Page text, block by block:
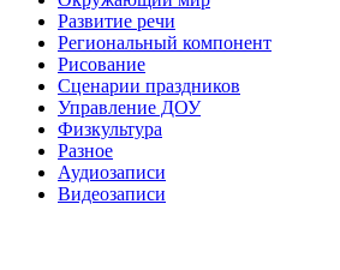
Развитие речи
Региональный компонент
Рисование
Сценарии праздников
Управление ДОУ
Физкультура
Разное
Аудиозаписи
Видеозаписи